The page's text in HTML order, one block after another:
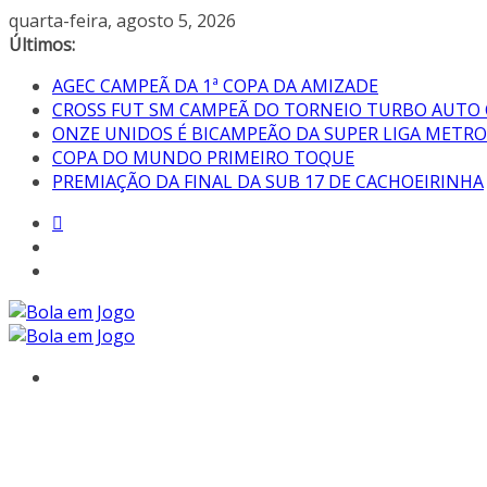
quarta-feira, agosto 5, 2026
Últimos:
AGEC CAMPEÃ DA 1ª COPA DA AMIZADE
CROSS FUT SM CAMPEÃ DO TORNEIO TURBO AUTO
ONZE UNIDOS É BICAMPEÃO DA SUPER LIGA
COPA DO MUNDO PRIMEIRO TOQUE
PREMIAÇÃO DA FINAL DA SUB 17 DE CACHOEIRINHA